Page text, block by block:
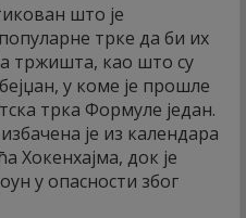
што је
трке да би их
тржишта, као што су
у коме је прошле
трка Формуле један.
је из календара
Хокенхајма, док је
у опасности због